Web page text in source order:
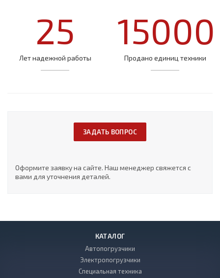
25
Лет надежной работы
15000
Продано единиц техники
ЗАДАТЬ ВОПРОС
Оформите заявку на сайте. Наш менеджер свяжется с
вами для уточнения деталей.
КАТАЛОГ
Автопогрузчики
Электропогрузчики
Специальная техника